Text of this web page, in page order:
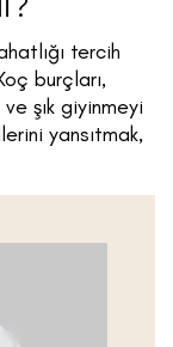
tercih
burçları,
şık giyinmeyi
yansıtmak,